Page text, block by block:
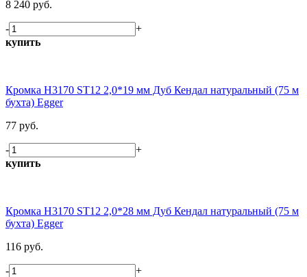
8 240 руб.
-
+
купить
Кромка H3170 ST12 2,0*19 мм Дуб Кендал натуральный (75 м
бухта) Egger
77 руб.
-
+
купить
Кромка H3170 ST12 2,0*28 мм Дуб Кендал натуральный (75 м
бухта) Egger
116 руб.
-
+